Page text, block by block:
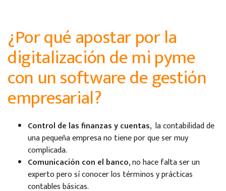
¿Por qué apostar por la
digitalización de mi pyme
con un software de gestión
empresarial?
Control de las finanzas y cuentas, la contabilidad de
una pequeña empresa no tiene por que ser muy
complicada.
Comunicación con el banco,no hace falta ser un
experto pero sí conocer los términos y prácticas
contables básicas.